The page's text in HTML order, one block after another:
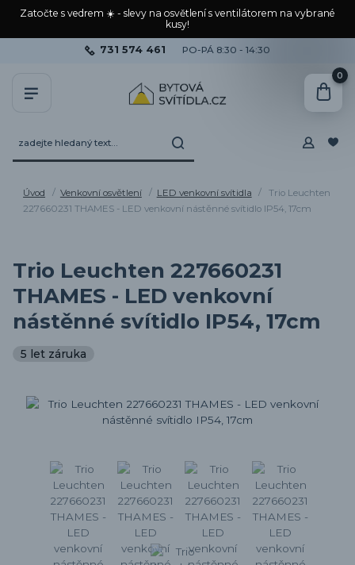
Zatočte s vedrem ☀️ - slevy na osvětlení s ventilátorem na vybrané
kusy!
731 574 461 PO-PÁ 8:30 - 14:30
0
Úvod Venkovní osvětlení LED venkovní svítidla
Trio Leuchten
227660231 THAMES - LED venkovní nástěnné svítidlo IP54, 17cm
Trio Leuchten 227660231
THAMES - LED venkovní
nástěnné svítidlo IP54, 17cm
5 let záruka